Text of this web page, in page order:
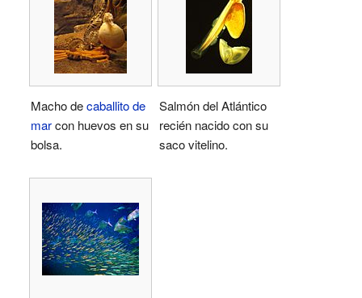
Macho decaballito de
marcon huevos en su
bolsa.
Salmón del Atlántico
recién nacido con su
saco vitelino.